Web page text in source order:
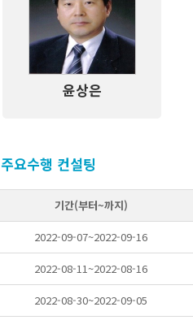
윤상은
주요수행 컨설팅
기간(부터~까지)
2022-09-07~2022-09-16
2022-08-11~2022-08-16
2022-08-30~2022-09-05